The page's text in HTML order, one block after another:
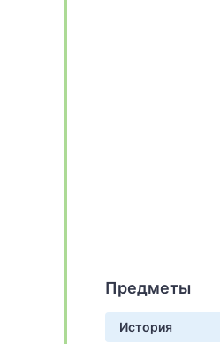
Предметы
История